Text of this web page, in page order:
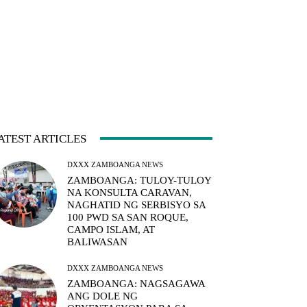
ARTICLES
DXXX ZAMBOANGA NEWS
ZAMBOANGA: TULOY-TULOY
NA KONSULTA CARAVAN,
NAGHATID NG SERBISYO SA
100 PWD SA SAN ROQUE,
CAMPO ISLAM, AT
BALIWASAN
DXXX ZAMBOANGA NEWS
ZAMBOANGA: NAGSAGAWA
ANG DOLE NG